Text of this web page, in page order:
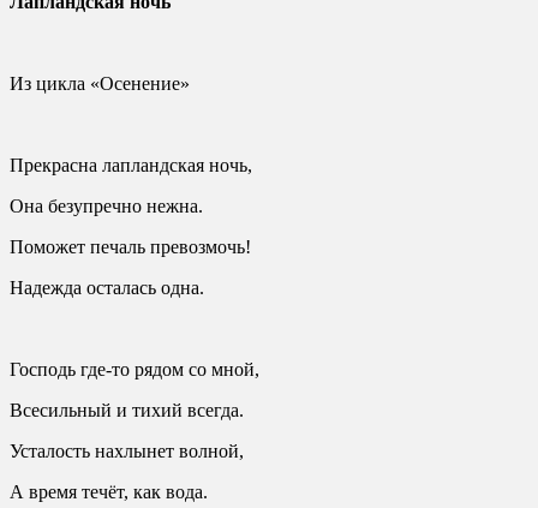
Из цикла «Осенение»
Прекрасна лапландская ночь,
Она безупречно нежна.
Поможет печаль превозмочь!
Надежда осталась одна.
Господь где-то рядом со мной,
Всесильный и тихий всегда.
Усталость нахлынет волной,
А время течёт, как вода.